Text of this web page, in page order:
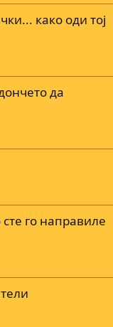
како оди тој
да
го направиле